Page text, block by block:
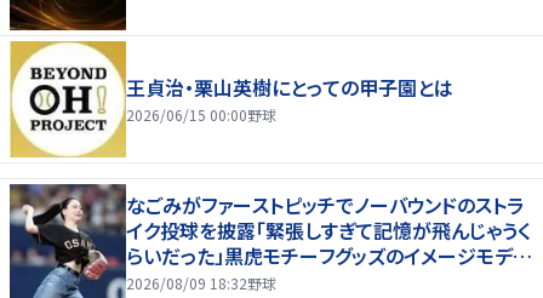
王貞治・栗山英樹にとっての甲子園とは
2026/06/15 00:00野球
なごみがファーストピッチでノーバウンドのストラ
イク投球を披露「緊張しすぎて記憶が飛んじゃうく
らいだった」黒虎モチーフグッズのイメージモデル
を務める
2026/08/09 18:32野球